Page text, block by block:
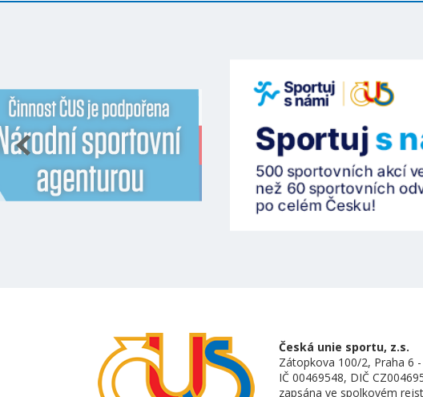
Česká unie sportu, z.s.
Zátopkova 100/2, Praha 6
IČ 00469548, DIČ
zapsána ve spolkovém